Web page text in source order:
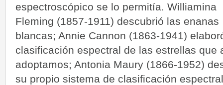
espectroscópico se lo permitía. Williamina
Fleming (1857-1911) descubrió las enanas
blancas; Annie Cannon (1863-1941)
clasificación espectral de las estrellas que
adoptamos; Antonia Maury (1866-1952)
su propio sistema de clasificación